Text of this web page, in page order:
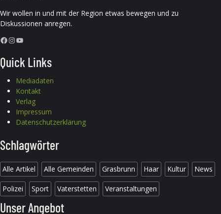
Wir wollen in und mit der Region etwas bewegen und zu
Diskussionen anregen.
Facebook InstagramYouTube
Quick Links
Mediadaten
Kontakt
Verlag
Impressum
Datenschutzerklärung
Schlagwörter
Alle Artikel Alle Gemeinden Grasbrunn Haar Kultur News
Polizei Sport Vaterstetten Veranstaltungen
Unser Angebot